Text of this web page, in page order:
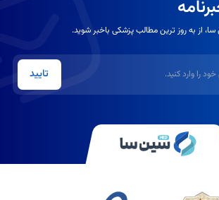
از به روز ترین مطالب پزشکی باخبر شوید.
تایید